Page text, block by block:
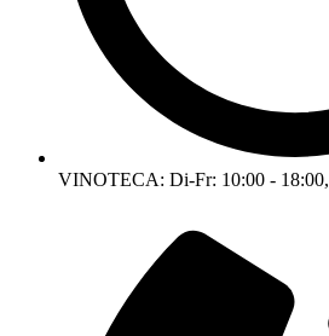
VINOTECA: Di-Fr: 10:00 - 18:00,